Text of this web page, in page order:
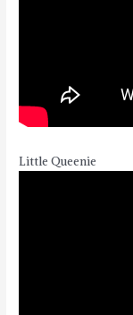
Little Queenie